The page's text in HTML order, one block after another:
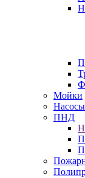
Мойки
ПНД